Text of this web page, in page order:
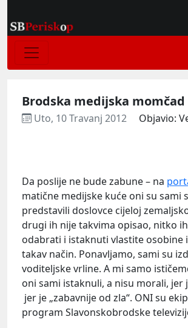
Brodska medijska momčad
Uto, 10 Travanj 2012 Objavio:
Da poslije ne bude zabune – na
matične medijske kuće oni su sami
predstavili doslovce cijeloj
drugi ih nije takvima opisao, nitko
odabrati i istaknuti vlastite osobine
takav način. Ponavljamo, sami su
voditeljske vrline. A mi samo
oni sami istaknuli, a nisu morali, jer
jer je „zabavnije od zla“. ONI su
program Slavonskobrodske